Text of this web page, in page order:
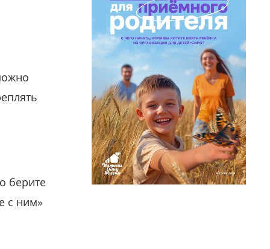
берите
с ним»